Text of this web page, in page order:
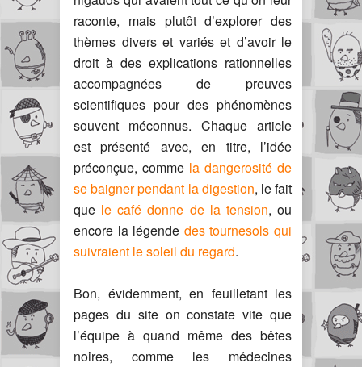
raconte, mais plutôt d’explorer des
thèmes divers et variés et d’avoir le
droit à des explications rationnelles
accompagnées de preuves
scientifiques pour des phénomènes
souvent méconnus. Chaque article
est présenté avec, en titre, l’idée
préconçue, comme la dangerosité de
se baigner pendant la digestion, le fait
que le café donne de la tension, ou
encore la légende des tournesols qui
suivraient le soleil du regard.
Bon, évidemment, en feuilletant les
pages du site on constate vite que
l’équipe à quand même des bêtes
noires, comme les médecines